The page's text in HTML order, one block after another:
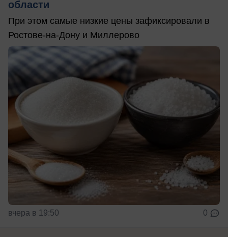
области
При этом самые низкие цены зафиксировали в
Ростове-на-Дону и Миллерово
вчера в 19:50 0